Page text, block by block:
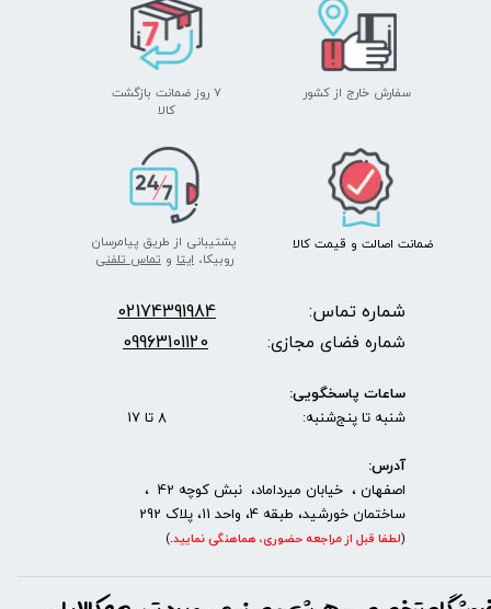
پشتیبانی از طریق پیامرسان
روبیکا،ایتا وتماس تلفنی
سفارش خارج از کشور
۷ روز ضمانت بازگشت
​​​​​​​کالا
ضمانت اصالت و قیمت​​​​​​​ کالا ​​​​​​​
شماره تماس: 02174391984
شماره فضای مجازی: 09963101120
ساعات پاسخگویی:
شنبه تا پنج‌شنبه: 8 تا 17
آدرس:
اصفهان ، خیابان میرداماد، نبش کوچه 42 ،
ساختمان خورشید، طبقه 4، واحد 11، پلاک 292
(لطفا قبل از مراجعه حضوری، هماهنگی نمایید.
)